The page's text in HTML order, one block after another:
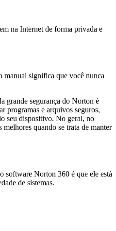
na Internet de forma privada e
manual significa que você nunca
grande segurança do Norton é
programas e arquivos seguros,
seu dispositivo. No geral, no
quando se trata de manter
software Norton 360 é que ele está
de sistemas.